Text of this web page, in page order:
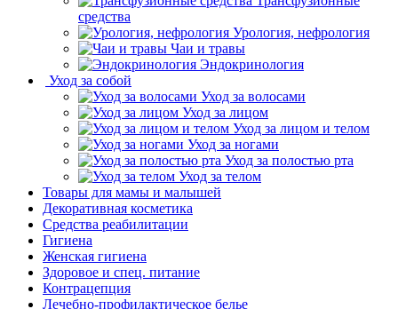
средства
Урология, нефрология
Чаи и травы
Эндокринология
Уход за собой
Уход за волосами
Уход за лицом
Уход за лицом и телом
Уход за ногами
Уход за полостью рта
Уход за телом
Товары для мамы и малышей
Декоративная косметика
Средства реабилитации
Гигиена
Женская гигиена
Здоровое и спец. питание
Контрацепция
Лечебно-профилактическое белье